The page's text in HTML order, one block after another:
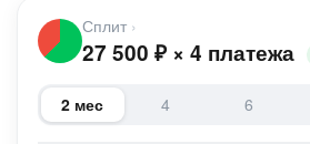
Сплит ›
27 500 ₽ × 4 платежа
2 мес 4 6